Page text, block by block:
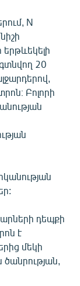
N
20
Բոլորի
դեպքի
է
մեկի